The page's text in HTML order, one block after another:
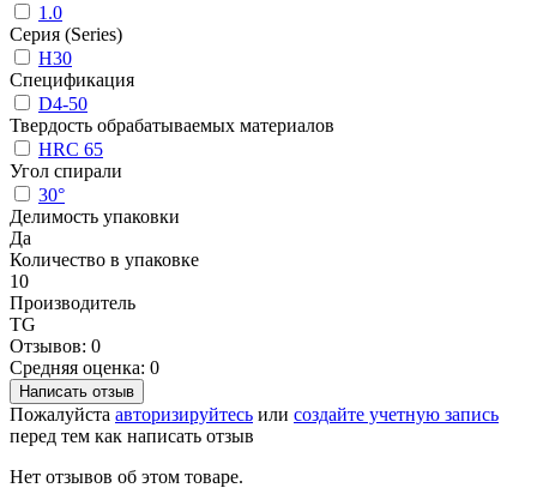
1.0
Серия (Series)
H30
Спецификация
D4-50
Твердость обрабатываемых материалов
HRC 65
Угол спирали
30°
Делимость упаковки
Да
Количество в упаковке
10
Производитель
TG
Отзывов: 0
Средняя оценка: 0
Написать отзыв
Пожалуйста авторизируйтесь или создайте учетную запись
перед тем как написать отзыв
Нет отзывов об этом товаре.